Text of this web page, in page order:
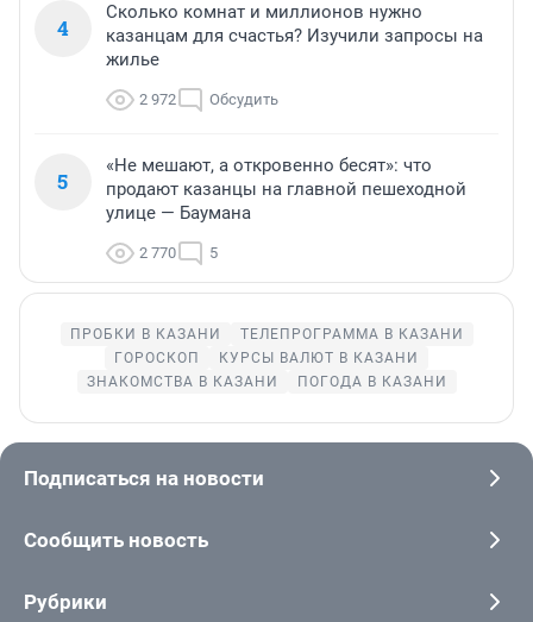
4
Сколько комнат и миллионов нужно
казанцам для счастья? Изучили запросы на
жилье
2 972 Обсудить
5
«Не мешают, а откровенно бесят»: что
продают казанцы на главной пешеходной
улице — Баумана
2 770 5
ПРОБКИ В КАЗАНИ
ТЕЛЕПРОГРАММА В КАЗАНИ
ГОРОСКОП
КУРСЫ ВАЛЮТ В КАЗАНИ
ЗНАКОМСТВА В КАЗАНИ
ПОГОДА В КАЗАНИ
Подписаться на новости
Сообщить новость
Рубрики